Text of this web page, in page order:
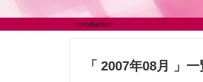
Introduction
2007年08月 一